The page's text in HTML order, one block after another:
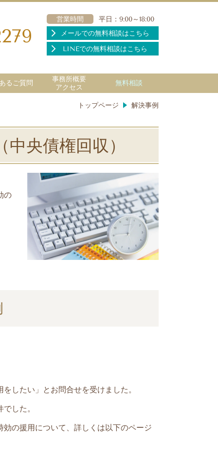
営業時間
平日：9:00～18:00
メールでの無料相談はこちら
LINEでの無料相談はこちら
るご質問
事務所概要
アクセス
無料相談
トップページ 解決事例
央債権回収）
の
したい」とお問合せを受けました。
した。
効の援用について、詳しくは以下のページ